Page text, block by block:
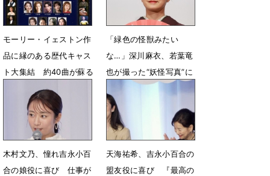
モーリー・イェストン作
品に縁のある歴代キャス
ト大集結 約40曲が蘇る
7月17日 20時35分
「緑色の怪獣みたい
な…」深川麻衣、若葉竜
也が撮った“妖怪写真”に
5月22日 19時06分
木村文乃、憧れ吉永小百
合の娘役に喜び 仕事が
天海祐希、吉永小百合の
盟友役に喜び 『最高の